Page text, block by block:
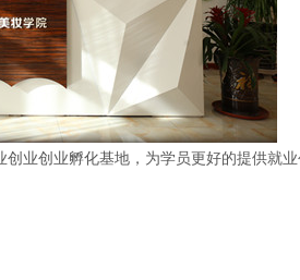
业创业孵化基地，为学员更好的提供就